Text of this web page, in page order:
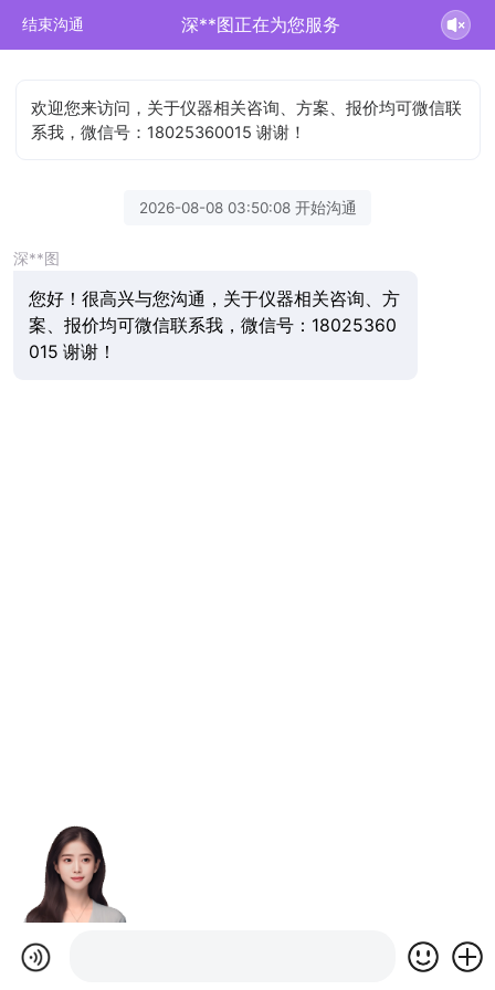
结束沟通 深**图正在为您服务
欢迎您来访问，关于仪器相关咨询、方案、报价均可微信联
系我，微信号：18025360015 谢谢！
2026-08-08 03:50:08 开始沟通
深**图
您好！很高兴与您沟通，关于仪器相关咨询、方
案、报价均可微信联系我，微信号：18025360
015 谢谢！